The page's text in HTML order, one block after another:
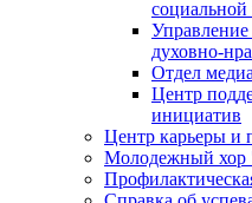
социальной
Управление
духовно-
Отдел
Центр
инициатив
Центр карьеры и
Молодежный хор